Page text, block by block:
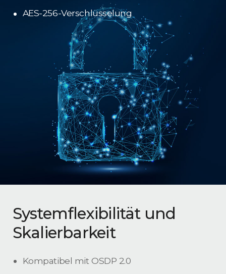
AES-256-Verschlüsselung
Systemflexibilität und
Skalierbarkeit
Kompatibel mit OSDP 2.0